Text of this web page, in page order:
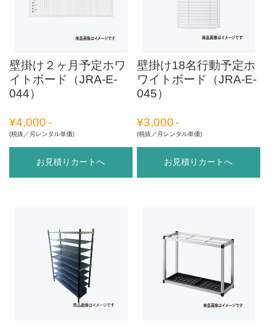
壁掛け２ヶ月予定ホワ
イトボード（JRA-E-
044）
¥4,000
(税抜／月レンタル単価)
お見積りカートへ
壁掛け18名行動予定ホ
ワイトボード（JRA-E-
045）
¥3,000
(税抜／月レンタル単価)
お見積りカートへ